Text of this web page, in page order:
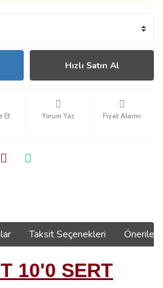
Hızlı Satın Al
Et Yorum Yaz Fiyat Alarmı
Taksit Seçenekleri
10'0 SERT